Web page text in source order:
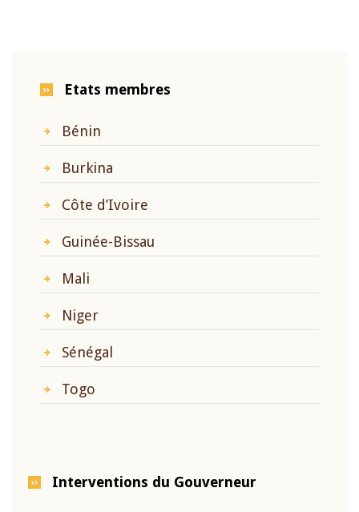
Etats membres
Bénin
Burkina
Côte d’Ivoire
Guinée-Bissau
Mali
Niger
Sénégal
Togo
Interventions du Gouverneur